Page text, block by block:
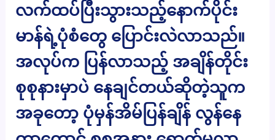
လက်ထပ်ပြီးသွားသည့်နောက်ပိုင်း
မာန်ရဲ့ပုံစံတွေ ပြောင်းလဲလာသည်။
အလုပ်က ပြန်လာသည့် အချိန်တိုင်း
စုစုနားမှာပဲ နေချင်တယ်ဆိုတဲ့သူက
အခုတော့ ပုံမှန်အိမ်ပြန်ချိန် လွန်နေ